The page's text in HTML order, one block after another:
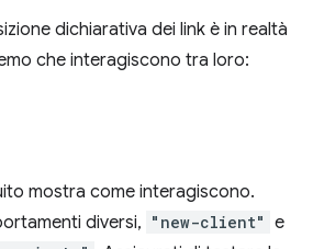
dichiarativa dei link è in realtà
che interagiscono tra loro:
mostra come interagiscono.
diversi, "new-client" e